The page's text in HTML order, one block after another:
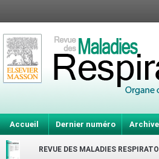
Accueil Dernier numéro
REVUE DES MALADIES